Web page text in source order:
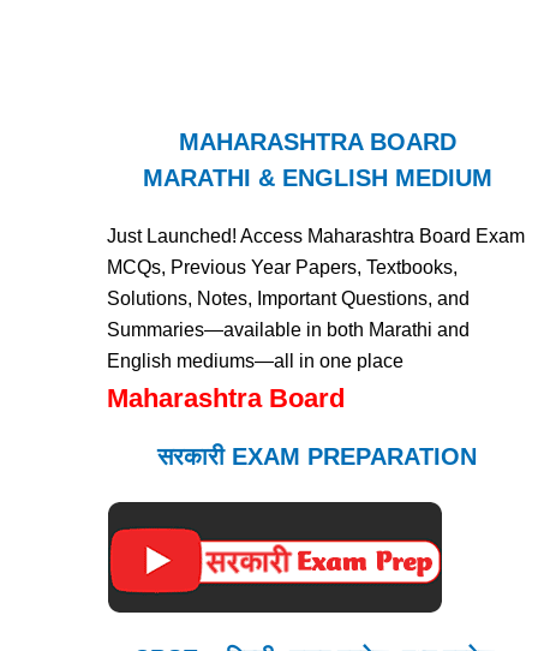
MAHARASHTRA BOARD
MARATHI & ENGLISH MEDIUM
Just Launched! Access Maharashtra Board Exam
MCQs, Previous Year Papers, Textbooks,
Solutions, Notes, Important Questions, and
Summaries—available in both Marathi and
English mediums—all in one place
Maharashtra Board
सरकारी EXAM PREPARATION